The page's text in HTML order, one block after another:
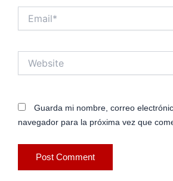
Guarda mi nombre, correo
navegador para la próxima vez que